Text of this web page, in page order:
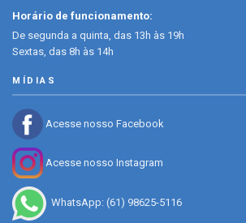
Horário de funcionamento:
De segunda a quinta, das 13h às 19h
Sextas, das 8h às 14h
MÍDIAS
Acesse nosso Facebook
Acesse nosso Instagram
WhatsApp: (61) 98625-5116